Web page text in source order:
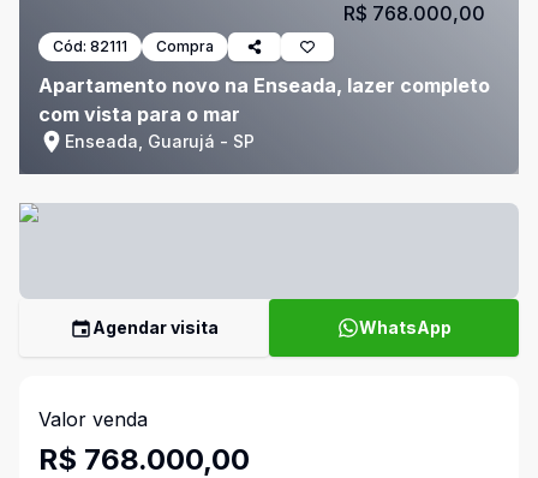
Cód: 82111 Compra
Apartamento novo na Enseada, lazer completo
com vista para o mar
Enseada, Guarujá - SP
R$ 768.000,00
Agendar visita WhatsApp
Valor venda
R$ 768.000,00